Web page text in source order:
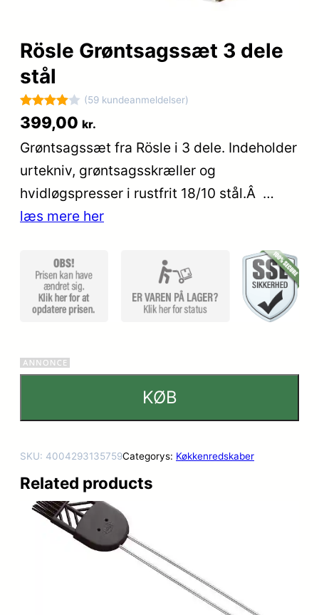
Rösle Grøntsagssæt 3 dele
stål
Bedømt
4
ud af 5
baseret
på
59
kundebed
ømmelse
(59 kundeanmeldelser)
399,00 kr.
Grøntsagssæt fra Rösle i 3 dele. Indeholder
urtekniv, grøntsagsskræller og
hvidløgspresser i rustfrit 18/10 stål.Â …
læs mere her
KØB
SKU: 4004293135759Categorys: Køkkenredskaber
Related products